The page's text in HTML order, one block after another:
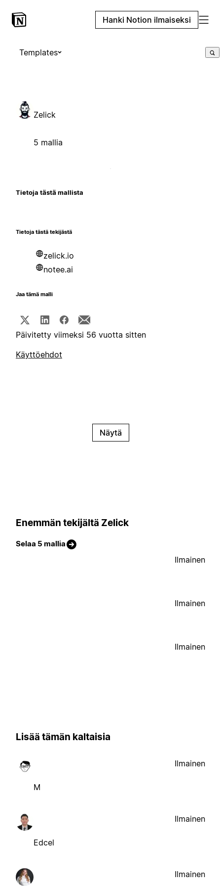
Hanki Notion ilmaiseksi
Templates
Zelick
5 mallia
Tietoja tästä mallista
Tietoja tästä tekijästä
zelick.io
notee.ai
Jaa tämä malli
Päivitetty viimeksi 56 vuotta sitten
Käyttöehdot
Näytä
Enemmän tekijältä Zelick
Selaa 5 mallia
Ilmainen
Ilmainen
Ilmainen
Lisää tämän kaltaisia
M
Ilmainen
Edcel
Ilmainen
Ilmainen